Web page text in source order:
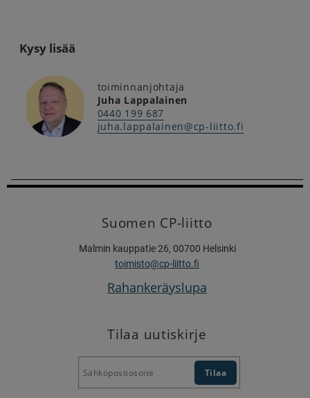
Kysy lisää
toiminnanjohtaja
Juha Lappalainen
0440 199 687
juha.lappalainen@cp-liitto.fi
Suomen CP-liitto
Malmin kauppatie 26, 00700 Helsinki
toimisto@cp-liitto.fi
Rahankeräyslupa
Tilaa uutiskirje